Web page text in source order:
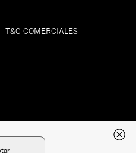
T&C COMERCIALES